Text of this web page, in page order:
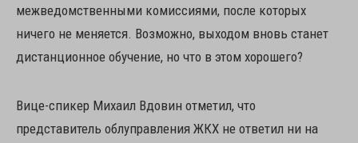
межведомственными комиссиями, после которых
ничего не меняется. Возможно, выходом вновь станет
дистанционное обучение, но что в этом хорошего?
Вице-спикер Михаил Вдовин отметил, что
представитель облуправления ЖКХ не ответил ни на